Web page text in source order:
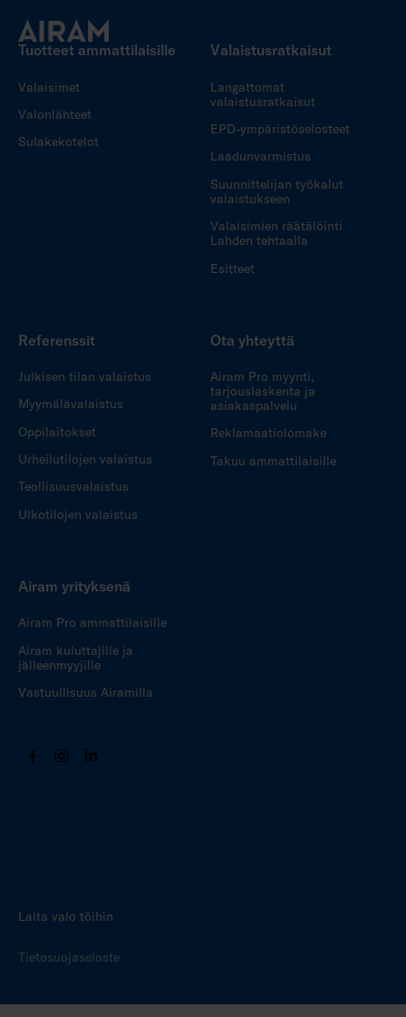
Tuotteet ammattilaisille
Valaisimet
Valonlähteet
Sulakekotelot
Valaistusratkaisut
Langattomat
valaistusratkaisut
EPD-ympäristöselosteet
Laadunvarmistus
Suunnittelijan työkalut
valaistukseen
Valaisimien räätälöinti
Lahden tehtaalla
Esitteet
Referenssit
Julkisen tilan valaistus
Myymälävalaistus
Oppilaitokset
Urheilutilojen valaistus
Teollisuusvalaistus
Ulkotilojen valaistus
Ota yhteyttä
Airam Pro myynti,
tarjouslaskenta ja
asiakaspalvelu
Reklamaatiolomake
Takuu ammattilaisille
Airam yrityksenä
Airam Pro ammattilaisille
Airam kuluttajille ja
jälleenmyyjille
Vastuullisuus Airamilla
Laita valo töihin
Tietosuojaseloste